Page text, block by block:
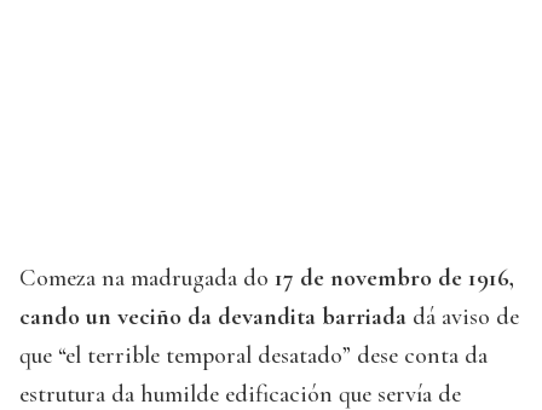
Comeza na madrugada do 17 de novembro de 1916,
cando un veciño da devandita barriada dá aviso de
que “el terrible temporal desatado” dese conta da
estrutura da humilde edificación que servía de